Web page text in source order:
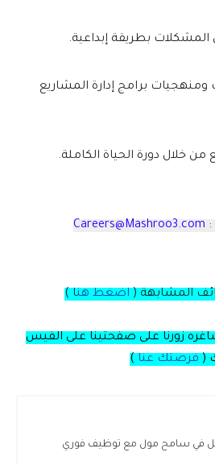
المشكلات بطريقة إبداعية.
ومنهجيات برامج إدارة المشاريع
من خلال دورة الحياة الكاملة.
:
Careers@Mashroo3.com
المشابهة ( اضغط هنا )
زورنا على صفحتينا على الفيس
( فرصتك عنا )
في سامح مول مع توظيف فوري